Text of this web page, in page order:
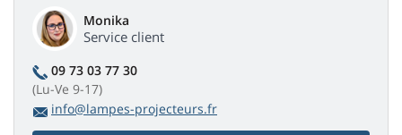
Monika
Service client
09 73 03 77 30
(Lu-Ve 9-17)
info@lampes-projecteurs.fr